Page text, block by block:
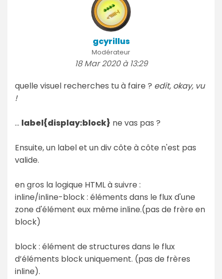
gcyrillus
Modérateur
18 Mar 2020 à 13:29
quelle visuel recherches tu à faire ? edit, okay, vu
!
... label{display:block} ne vas pas ?
Ensuite, un label et un div côte à côte n'est pas
valide.
en gros la logique HTML à suivre :
inline/inline-block : éléments dans le flux d'une
zone d'élément eux même inline.(pas de frère en
block)
block : élément de structures dans le flux
d’éléments block uniquement. (pas de frères
inline).